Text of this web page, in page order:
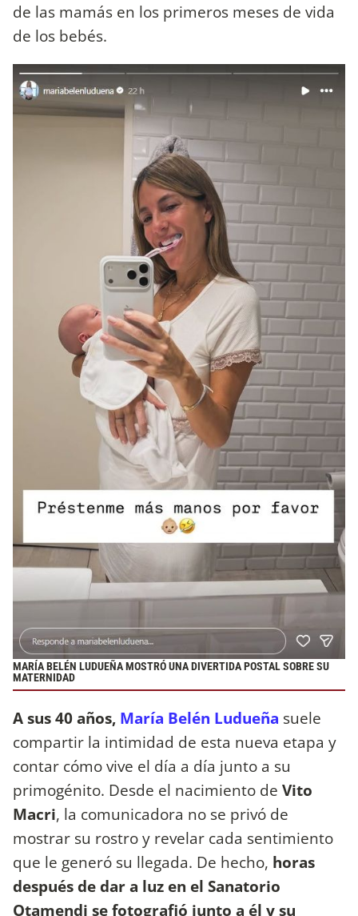
de las mamás en los primeros meses de vida
de los bebés.
MARÍA BELÉN LUDUEÑA MOSTRÓ UNA DIVERTIDA POSTAL SOBRE SU
MATERNIDAD
A sus 40 años, María Belén Ludueña suele
compartir la intimidad de esta nueva etapa y
contar cómo vive el día a día junto a su
primogénito. Desde el nacimiento de Vito
Macri, la comunicadora no se privó de
mostrar su rostro y revelar cada sentimiento
que le generó su llegada. De hecho, horas
después de dar a luz en el Sanatorio
Otamendi se fotografió junto a él y su